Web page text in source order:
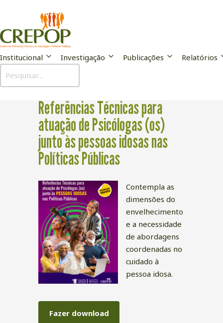
Institucional Investigação Publicações Relatórios
Publicação
Referências Técnicas para
atuação de Psicólogas (os)
junto às pessoas idosas nas
Políticas Públicas
Contempla as
dimensões do
envelhecimento
e a necessidade
de abordagens
coordenadas no
cuidado à
pessoa idosa.
Fazer download